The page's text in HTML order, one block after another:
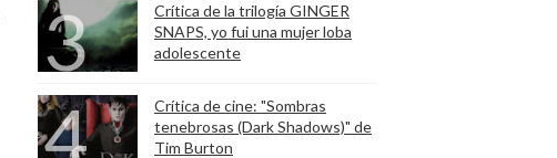
Crítica de la trilogía GINGER
SNAPS, yo fui una mujer loba
adolescente
Crítica de cine: "Sombras
tenebrosas (Dark Shadows)" de
Tim Burton